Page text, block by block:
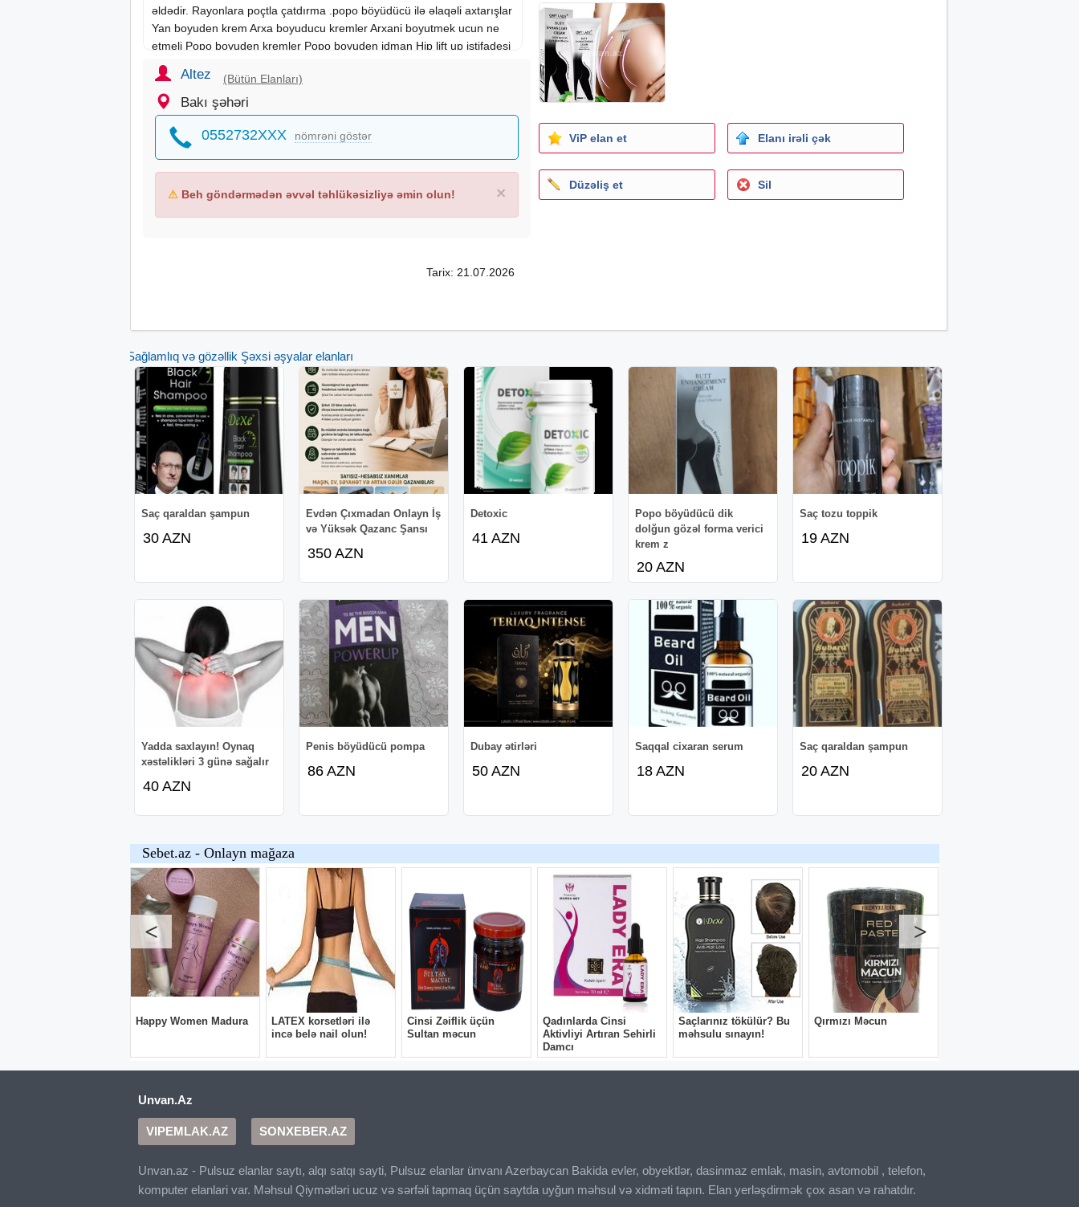
əldədir. Rayonlara poçtla çatdırma .popo böyüdücü ilə əlaqəli axtarışlar
Yan boyuden krem Arxa boyuducu kremler Arxani boyutmek ucun ne
etmeli Popo boyuden kremler Popo boyuden idman Hip lift up istifadesi
Hip Lift Up krem kullananlar Yan boyutmek
elanlarAltez (Bütün Elanları)
Bakı şəhəri
0552732XXX nömrəni göstər
×
⚠ Beh göndərmədən əvvəl təhlükəsizliyə əmin olun!
Tarix: 21.07.2026
ViP elan et Elanı irəli çək
Düzəliş et Sil
Sağlamlıq və gözəllik Şəxsi əşyalar elanları
Saç qaraldan şampun
30 AZN
Evdən Çıxmadan Onlayn İş
və Yüksək Qazanc Şansı
350 AZN
Detoxic
41 AZN
Popo böyüdücü dik
dolğun gözəl forma verici
krem z
20 AZN
Saç tozu toppik
19 AZN
Yadda saxlayın! Oynaq
xəstəlikləri 3 günə sağalır
40 AZN
Penis böyüdücü pompa
86 AZN
Dubay ətirləri
50 AZN
Saqqal cixaran serum
18 AZN
Saç qaraldan şampun
20 AZN
Unvan.Az
VIPEMLAK.AZ SONXEBER.AZ
Unvan.az - Pulsuz elanlar saytı, alqı satqı sayti, Pulsuz elanlar ünvanı Azerbaycan Bakida evler, obyektlər, dasinmaz emlak, masin, avtomobil , telefon,
komputer elanlari var. Məhsul Qiymətləri ucuz və sərfəli tapmaq üçün saytda uyğun məhsul və xidməti tapın. Elan yerləşdirmək çox asan və rahatdır.